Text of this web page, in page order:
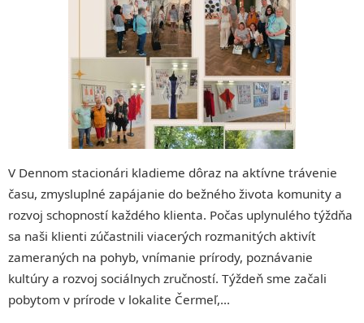
V Dennom stacionári kladieme dôraz na aktívne trávenie
času, zmysluplné zapájanie do bežného života komunity a
rozvoj schopností každého klienta. Počas uplynulého týždňa
sa naši klienti zúčastnili viacerých rozmanitých aktivít
zameraných na pohyb, vnímanie prírody, poznávanie
kultúry a rozvoj sociálnych zručností. Týždeň sme začali
pobytom v prírode v lokalite Čermeľ,…